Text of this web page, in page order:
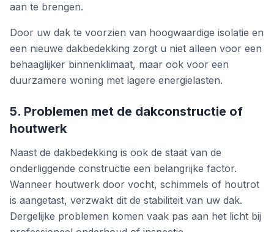
aan te brengen.
Door uw dak te voorzien van hoogwaardige isolatie en
een nieuwe dakbedekking zorgt u niet alleen voor een
behaaglijker binnenklimaat, maar ook voor een
duurzamere woning met lagere energielasten.
5. Problemen met de dakconstructie of
houtwerk
Naast de dakbedekking is ook de staat van de
onderliggende constructie een belangrijke factor.
Wanneer houtwerk door vocht, schimmels of houtrot
is aangetast, verzwakt dit de stabiliteit van uw dak.
Dergelijke problemen komen vaak pas aan het licht bij